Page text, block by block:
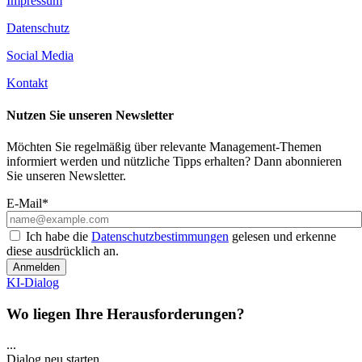
Datenschutz
Social Media
Kontakt
Nutzen Sie unseren Newsletter
Möchten Sie regelmäßig über relevante Management-Themen
informiert werden und nützliche Tipps erhalten? Dann abonnieren
Sie unseren Newsletter.
E-Mail*
Ich habe die Datenschutzbestimmungen gelesen und erkenne
diese ausdrücklich an.
Anmelden
KI-Dialog
Wo liegen Ihre Herausforderungen?
...